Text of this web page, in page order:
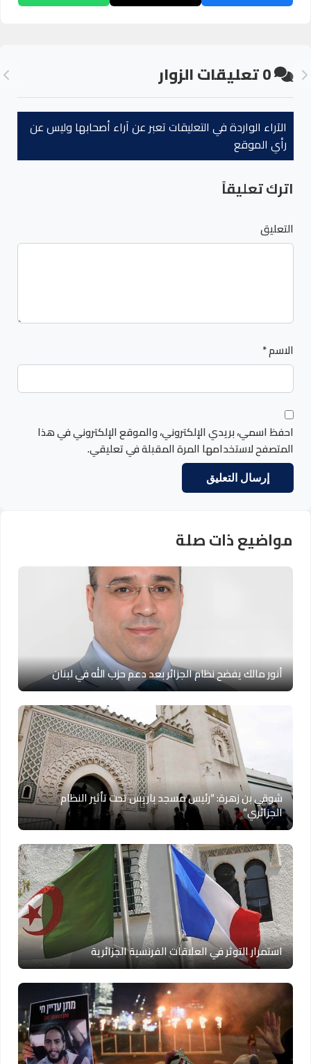
0تعليقات الزوار
الآراء الواردة في التعليقات تعبر عن آراء أصحابها وليس عن
رأي الموقع
اترك تعليقاً
التعليق
الاسم*
احفظ اسمي، بريدي الإلكتروني، والموقع الإلكتروني في هذا
المتصفح لاستخدامها المرة المقبلة في تعليقي.
مواضيع ذات صلة
أنور مالك يفضح نظام الجزائر بعد دعم حزب الله في لبنان
شوقي بن زهرة: “رئيس مسجد باريس تحت تأثير النظام
الجزائري”
استمرار التوثر في العلاقات الفرنسية الجزائرية